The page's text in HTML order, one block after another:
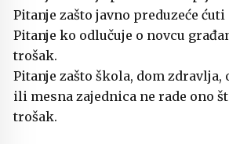
Pitanje zašto javno preduzeće
Pitanje ko odlučuje o novcu
trošak.
Pitanje zašto škola, dom zdravlja,
ili mesna zajednica ne rade ono
trošak.